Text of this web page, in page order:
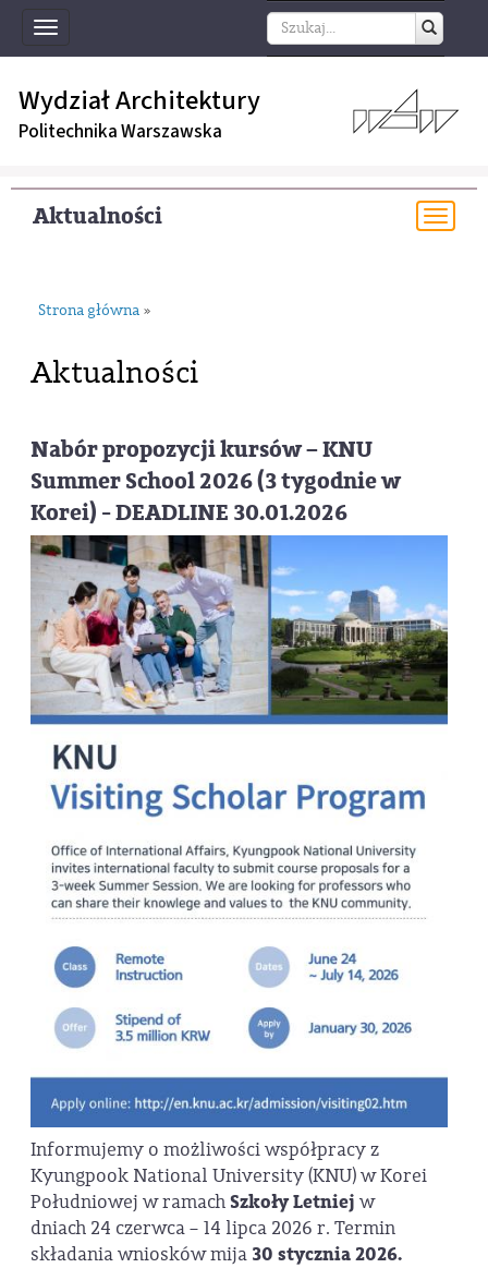
Toggle
navigation
Wydział Architektury
Politechnika Warszawska
Aktualności
Strona główna »
Aktualności
Nabór propozycji kursów – KNU
Summer School 2026 (3 tygodnie w
Korei) - DEADLINE 30.01.2026
Informujemy o możliwości współpracy z
Kyungpook National University (KNU) w Korei
Południowej w ramachSzkoły Letniej w
dniach 24 czerwca – 14 lipca 2026 r. Termin
składania wniosków mija 30 stycznia 2026.